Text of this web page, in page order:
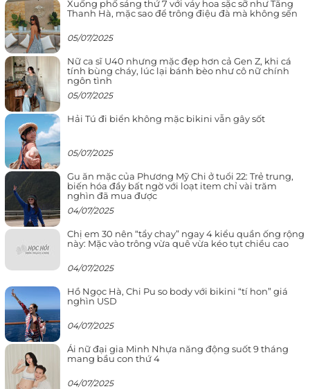
Xuống phố sáng thứ 7 với váy hoa sặc sỡ như Tăng
Thanh Hà, mặc sao để trông điệu đà mà không sến
05/07/2025
Nữ ca sĩ U40 nhưng mặc đẹp hơn cả Gen Z, khi cá
tính bùng cháy, lúc lại bánh bèo như cô nữ chính
ngôn tình
05/07/2025
Hải Tú đi biển không mặc bikini vẫn gây sốt
05/07/2025
Gu ăn mặc của Phương Mỹ Chi ở tuổi 22: Trẻ trung,
biến hóa đầy bất ngờ với loạt item chỉ vài trăm
nghìn đã mua được
04/07/2025
Chị em 30 nên “tẩy chay” ngay 4 kiểu quần ống rộng
này: Mặc vào trông vừa quê vừa kéo tụt chiều cao
04/07/2025
Hồ Ngọc Hà, Chi Pu so body với bikini “tí hon” giá
nghìn USD
04/07/2025
Ái nữ đại gia Minh Nhựa năng động suốt 9 tháng
mang bầu con thứ 4
04/07/2025